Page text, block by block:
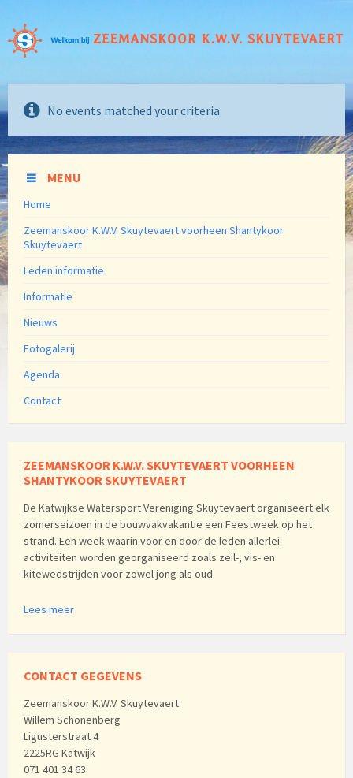
No events matched your criteria
MENU
Home
Zeemanskoor K.W.V. Skuytevaert voorheen Shantykoor
Skuytevaert
Leden informatie
Informatie
Nieuws
Fotogalerij
Agenda
Contact
ZEEMANSKOOR K.W.V. SKUYTEVAERT VOORHEEN
SHANTYKOOR SKUYTEVAERT
De Katwijkse Watersport Vereniging Skuytevaert organiseert elk
zomerseizoen in de bouwvakvakantie een Feestweek op het
strand. Een week waarin voor en door de leden allerlei
activiteiten worden georganiseerd zoals zeil-, vis- en
kitewedstrijden voor zowel jong als oud.
Lees meer
CONTACT GEGEVENS
Zeemanskoor K.W.V. Skuytevaert
Willem Schonenberg
Ligusterstraat 4
2225RG Katwijk
071 401 34 63